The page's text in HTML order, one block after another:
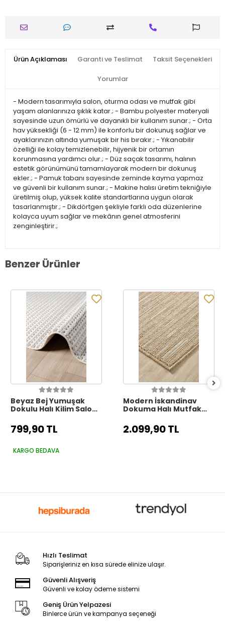
Ürün Açıklaması Garanti ve Teslimat Taksit Seçenekleri
Yorumlar
- Modern tasarımıyla salon, oturma odası ve mutfak gibi
yaşam alanlarınıza şıklık katar.; - Bambu polyester materyali
sayesinde uzun ömürlü ve dayanıklı bir kullanım sunar.; - Orta
hav yüksekliği (6 - 12 mm) ile konforlu bir dokunuş sağlar ve
ayaklarınızın altında yumuşak bir his bırakır.; - Yıkanabilir
özelliği ile kolay temizlenebilir, hijyenik bir ortamın
korunmasına yardımcı olur.; - Düz saçak tasarımı, halının
estetik görünümünü tamamlayarak modern bir dokunuş
ekler.; - Pamuk tabanı sayesinde zeminde kayma yapmaz
ve güvenli bir kullanım sunar.; - Makine halısı üretim tekniğiyle
üretilmiş olup, yüksek kalite standartlarına uygun olarak
tasarlanmıştır.; - Dikdörtgen şekliyle farklı oda düzenlerine
kolayca uyum sağlar ve mekânın genel atmosferini
zenginleştirir.;
Benzer Ürünler
Beyaz Bej Yumuşak
Dokulu Halı Kilim Salon
Dokuma Makine Halısı
006
799,90 TL
KARGO BEDAVA
Modern İskandinav
Dokuma Halı Mutfak
Oturma Odası Balkon
Halısı 6
2.099,90 TL
Hızlı Teslimat
Siparişleriniz en kısa sürede elinize ulaşır.
Güvenli Alışveriş
Güvenli ve kolay ödeme sistemi
Geniş Ürün Yelpazesi
Binlerce ürün ve kampanya seçeneği